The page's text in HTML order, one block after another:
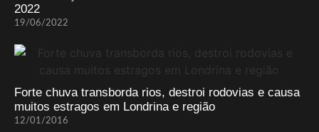
2022
19/06/2022
Forte chuva transborda rios, destroi rodovias e causa
muitos estragos em Londrina e região
12/01/2016